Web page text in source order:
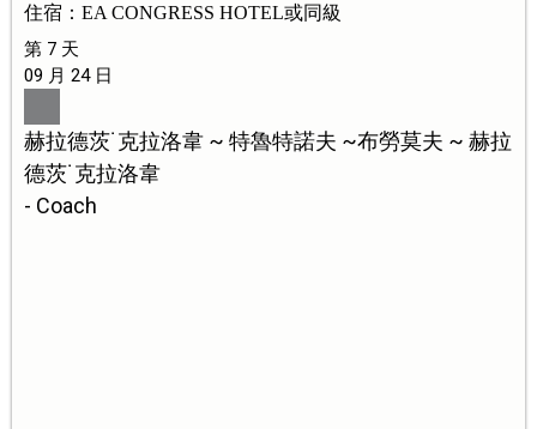
住宿：EA CONGRESS HOTEL或同級
第 7 天
09 月 24 日
赫拉德茨˙克拉洛韋 ~ 特魯特諾夫 ~布勞莫夫 ~ 赫拉
德茨˙克拉洛韋
- Coach